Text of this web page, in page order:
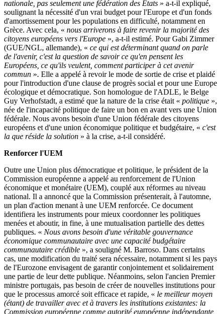
nationale, pas seulement une fédération des États » a-t-il expliqué,
soulignant la nécessité d'un vrai budget pour l'Europe et d'un fonds
d'amortissement pour les populations en difficulté, notamment en
Grèce. Avec cela, « nous arriverons à faire revenir la majorité des
citoyens européens vers l'Europe », a-t-il estimé. Pour Gabi Zimmer
(GUE/NGL, allemande), « ce qui est déterminant quand on parle
de l'avenir, c'est la question de savoir ce qu'en pensent les
Européens, ce qu'ils veulent, comment participer à cet avenir
commun ». Elle a appelé à revoir le mode de sortie de crise et plaidé
pour l'introduction d'une clause de progrès social et pour une Europe
écologique et démocratique. Son homologue de l'ADLE, le Belge
Guy Verhofstadt, a estimé que la nature de la crise était « politique »,
née de l'incapacité politique de faire un bon en avant vers une Union
fédérale. Nous avons besoin d'une Union fédérale des citoyens
européens et d'une union économique politique et budgétaire, « c'est
la que réside la solution » à la crise, a-t-il considéré.
Renforcer l'UEM
Outre une Union plus démocratique et politique, le président de la
Commission européenne a appelé au renforcement de l'Union
économique et monétaire (UEM), couplé aux réformes au niveau
national. Il a annoncé que la Commission présenterait, à l'automne,
un plan d'action menant à une UEM renforcée. Ce document
identifiera les instruments pour mieux coordonner les politiques
menées et aboutir, in fine, à une mutualisation partielle des dettes
publiques. « Nous avons besoin d'une véritable gouvernance
économique communautaire avec une capacité budgétaire
communautaire crédible », a souligné M. Barroso. Dans certains
cas, une modification du traité sera nécessaire, notamment si les pays
de l'Eurozone envisagent de garantir conjointement et solidairement
une partie de leur dette publique. Néanmoins, selon l'ancien Premier
ministre portugais, pas besoin de créer de nouvelles institutions pour
que le processus amorcé soit efficace et rapide, « le meilleur moyen
(étant) de travailler avec et à travers les institutions existantes: la
Commission européenne comme autorité européenne indépendante